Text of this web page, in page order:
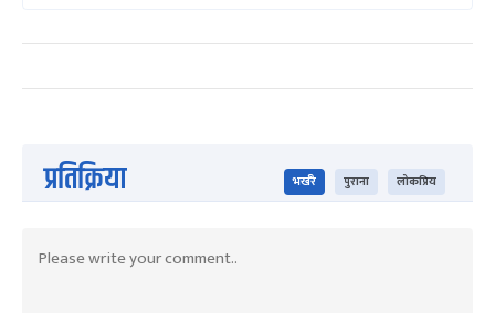
प्रतिक्रिया भर्खरै पुराना लोकप्रिय